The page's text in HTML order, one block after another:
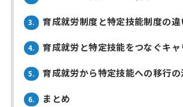
3. 育成就労制度と特定技能制度の違
4. 育成就労と特定技能をつなぐキャ
5. 育成就労から特定技能への移行
6. まとめ